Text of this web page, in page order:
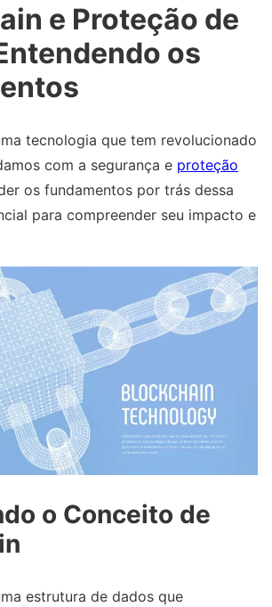
e Proteção de
os
tecnologia que tem revolucionado
com a segurança e proteção
os fundamentos por trás dessa
para compreender seu impacto e
o Conceito de
estrutura de dados que